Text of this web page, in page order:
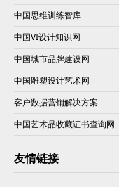
中国思维训练智库
中国VI设计知识网
中国城市品牌建设网
中国雕塑设计艺术网
客户数据营销解决方案
中国艺术品收藏证书查询网
友情链接